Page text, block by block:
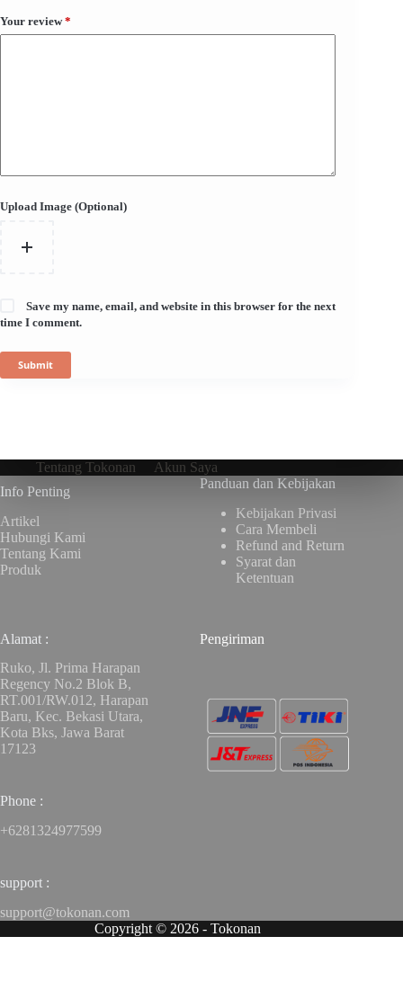
Your review*
Upload Image (Optional)
Save my name, email, and website in this browser for the next
time I comment.
Submit
Tentang Tokonan
Akun Saya
Info Penting
Artikel
Hubungi Kami
Tentang Kami
Produk
Panduan dan Kebijakan
Kebijakan Privasi
Cara Membeli
Refund and Return
Syarat dan
Ketentuan
Alamat :
Ruko, Jl. Prima Harapan
Regency No.2 Blok B,
RT.001/RW.012, Harapan
Baru, Kec. Bekasi Utara,
Kota Bks, Jawa Barat
17123
Phone :
+6281324977599
support :
support@tokonan.com
Pengiriman
Copyright © 2026 - Tokonan